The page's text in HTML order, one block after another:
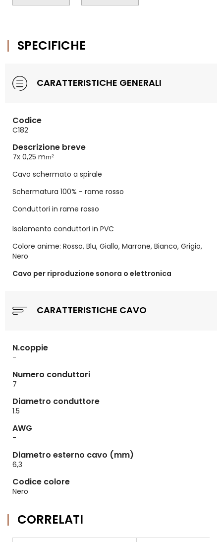
SPECIFICHE
CARATTERISTICHE GENERALI
Codice
C182
Descrizione breve
7x 0,25 mm²
Cavo schermato a spirale
Schermatura 100% - rame rosso
Conduttori in rame rosso
Isolamento conduttori in PVC
Colore anime: Rosso, Blu, Giallo, Marrone, Bianco, Grigio,
Nero
Cavo per riproduzione sonora o elettronica
CARATTERISTICHE CAVO
N.coppie
-
Numero conduttori
7
Diametro conduttore
1.5
AWG
-
Diametro esterno cavo (mm)
6,3
Codice colore
Nero
CORRELATI